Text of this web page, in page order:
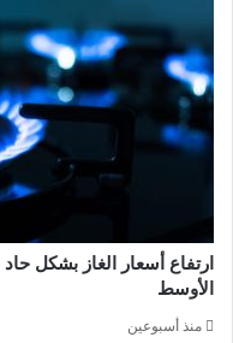
ارتفاع أسعار الغاز بشكل
الأوسط
منذ أسبوعين